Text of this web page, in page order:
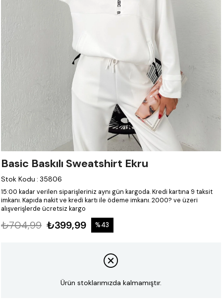
Basic Baskılı Sweatshirt Ekru
Stok Kodu : 35806
15:00 kadar verilen siparişleriniz aynı gün kargoda.Kredi kartına 9 taksit
imkanı.Kapıda nakit ve kredi kartı ile ödeme imkanı.2000? ve üzeri
alışverişlerde ücretsiz kargo
₺704,99 ₺399,99 %43
Ürün stoklarımızda kalmamıştır.